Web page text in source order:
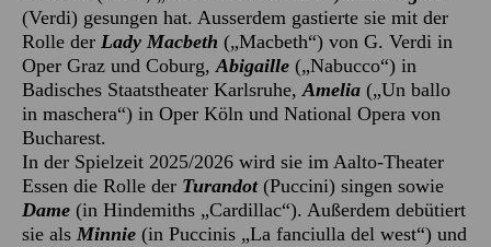
(Verdi) gesungen hat. Ausserdem gastierte sie mit der
Rolle der Lady Macbeth („Macbeth“) von G. Verdi in
Oper Graz und Coburg,Abigaille („Nabucco“) in
Badisches Staatstheater Karlsruhe,Amelia („Un ballo
in maschera“) in Oper Köln und National Opera von
Bucharest.
In der Spielzeit 2025/2026 wird sie im Aalto-Theater
Essen die Rolle der Turandot(Puccini) singen sowie
Dame (in Hindemiths „Cardillac“). Außerdem debütiert
sie als Minnie (in Puccinis „La fanciulla del west“) und